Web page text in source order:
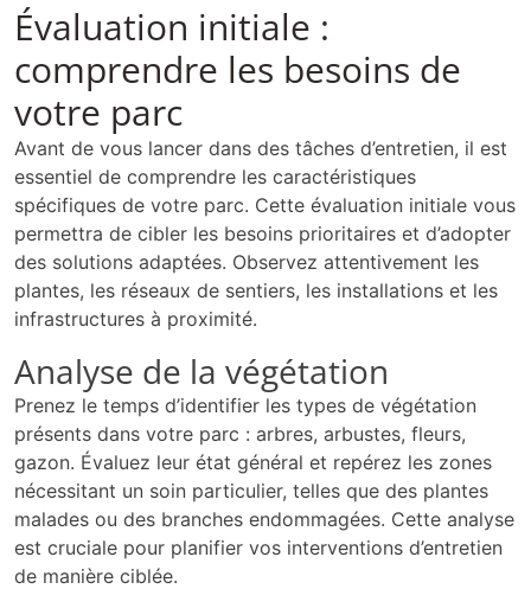
Évaluation initiale :
comprendre les besoins de
votre parc
Avant de vous lancer dans des tâches d’entretien, il est
essentiel de comprendre les caractéristiques
spécifiques de votre parc. Cette évaluation initiale vous
permettra de cibler les besoins prioritaires et d’adopter
des solutions adaptées. Observez attentivement les
plantes, les réseaux de sentiers, les installations et les
infrastructures à proximité.
Analyse de la végétation
Prenez le temps d’identifier les types de végétation
présents dans votre parc : arbres, arbustes, fleurs,
gazon. Évaluez leur état général et repérez les zones
nécessitant un soin particulier, telles que des plantes
malades ou des branches endommagées. Cette analyse
est cruciale pour planifier vos interventions d’entretien
de manière ciblée.